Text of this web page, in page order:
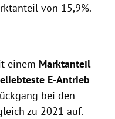
von 15,9%.
einem Marktanteil
E-Antrieb
bei den
zu 2021 auf.